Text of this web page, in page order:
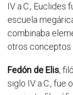
IV a.C., Euclides
escuela
combinaba
otros conceptos
Fedón de Elis,
siglo IV a.C., fue